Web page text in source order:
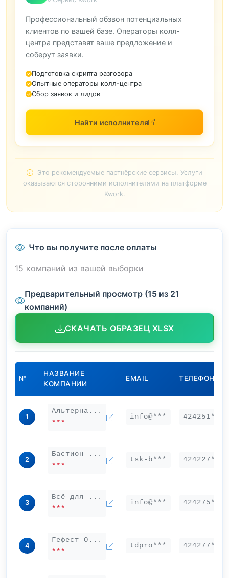
Профессиональный обзвон потенциальных
клиентов по вашей базе. Операторы колл-
центра представят ваше предложение и
соберут заявки.
Подготовка скрипта разговора
Опытные операторы колл-центра
Сбор заявок и лидов
Найти исполнителя
Это рекомендуемые партнёрские сервисы. Услуги
оказываются сторонними исполнителями на платформе
Kwork.
Что вы получите после оплаты
15 компаний из вашей выборки
Предварительный просмотр (15 из 21
компаний)
СКАЧАТЬ ОБРАЗЕЦ XLSX
№
НАЗВАНИЕ
КОМПАНИИ
EMAIL ТЕЛЕФОН
1
Альтерна...
***
info@*** 424251***
2
Бастион ...
***
tsk-b*** 424227***
3
Всё для ...
***
info@*** 424275***
4
Гефест О...
***
tdpro*** 424277***